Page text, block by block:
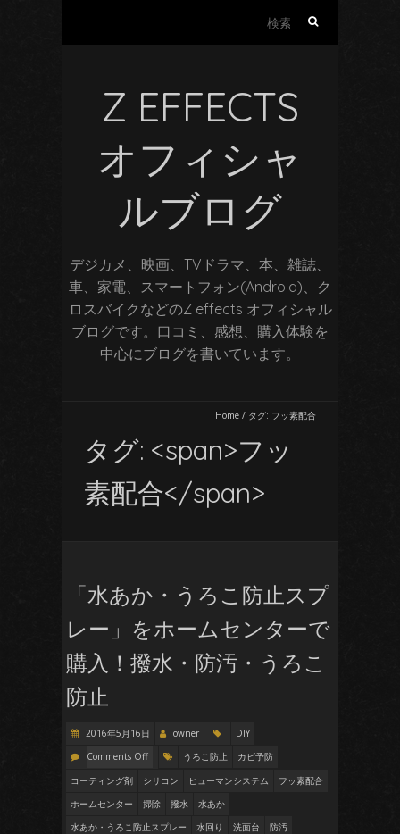
Z EFFECTS
オフィシャ
ルブログ
デジカメ、映画、TVドラマ、本、雑誌、
車、家電、スマートフォン(Android)、ク
ロスバイクなどのZ effects オフィシャル
ブログです。口コミ、感想、購入体験を
中心にブログを書いています。
Home / タグ: フッ素配合
タグ: <span>フッ
素配合</span>
「水あか・うろこ防止スプ
レー」をホームセンターで
購入！撥水・防汚・うろこ
防止
2016年5月16日 owner
DIY
Comments Off
うろこ防止
カビ予防
コーティング剤
シリコン ヒューマンシステム
フッ素配合
ホームセンター
掃除 撥水
水あか
水あか・うろこ防止スプレー
水回り 洗面台 防汚